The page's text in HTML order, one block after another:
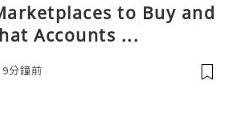
to Buy and
Accounts ...
9分鐘前